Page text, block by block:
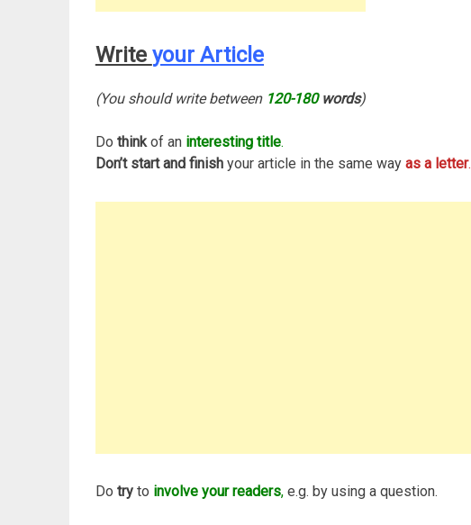
Write your Article
(You should write between 120-180words)
Do thinkof an interesting title.
Don’t start and finishyour article in the same way as a letter.
Do tryto involve your readers,e.g. by using a question.